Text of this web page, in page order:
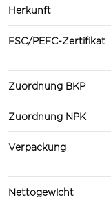
Herkunft
FSC/PEFC-Zertifikat
Zuordnung BKP
Zuordnung NPK
Verpackung
Nettogewicht